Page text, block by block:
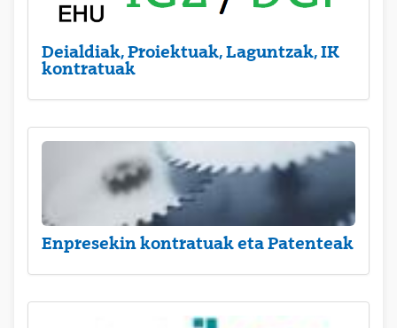
Deialdiak, Proiektuak, Laguntzak, IK
kontratuak
Enpresekin kontratuak eta Patenteak